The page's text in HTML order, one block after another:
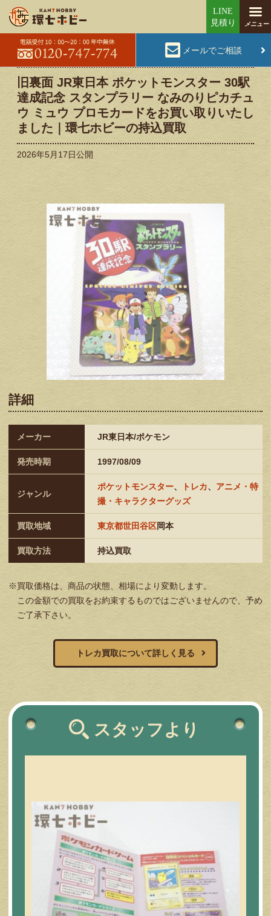
メールでご相談
旧裏面 JR東日本 ポケットモンスター 30駅
達成記念 スタンプラリー なみのりピカチュ
ウ ミュウ プロモカードをお買い取りいたし
ました｜環七ホビーの持込買取
2026年5月17日公開
詳細
メーカー JR東日本/ポケモン
発売時期 1997/08/09
ジャンル
ポケットモンスター、 トレカ、 アニメ・特
撮・キャラクターグッズ
買取地域 東京都世田谷区岡本
買取方法 持込買取
※買取価格は、商品の状態、相場により変動します。
この金額での買取をお約束するものではございませんので、予め
ご了承下さい。
トレカ買取について詳しく見る
スタッフより